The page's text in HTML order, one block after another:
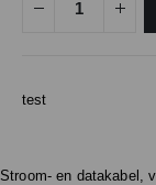
test
Stroom- en datakabel,